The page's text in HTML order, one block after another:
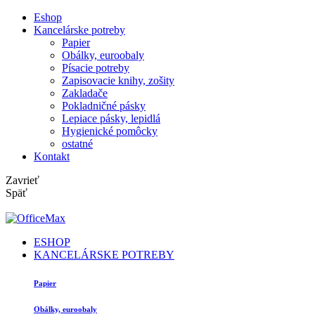
Eshop
Kancelárske potreby
Papier
Obálky, euroobaly
Písacie potreby
Zapisovacie knihy, zošity
Zakladače
Pokladničné pásky
Lepiace pásky, lepidlá
Hygienické pomôcky
ostatné
Kontakt
Zavrieť
Späť
ESHOP
KANCELÁRSKE POTREBY
Papier
Obálky, euroobaly